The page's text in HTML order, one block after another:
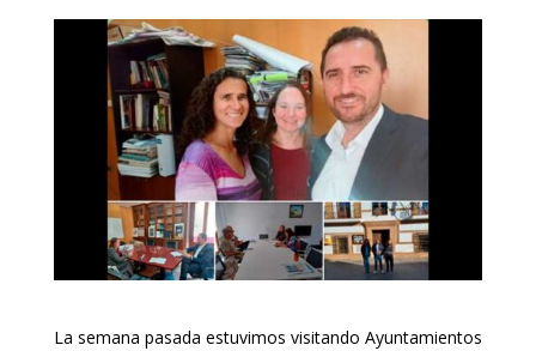
La semana pasada estuvimos visitando Ayuntamientos